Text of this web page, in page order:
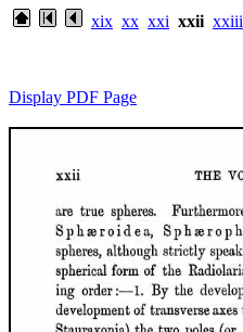
xix xx xxi xxii xxiii
Display PDF Page